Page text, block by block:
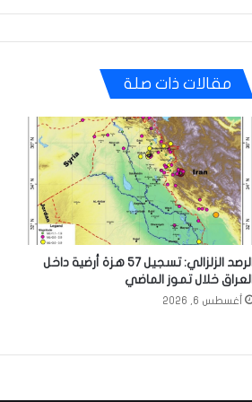
مقالات ذات صلة
الرصد الزلزالي: تسجيل 57 هزة أرضية داخل
العراق خلال تموز الماضي
أغسطس 6, 2026